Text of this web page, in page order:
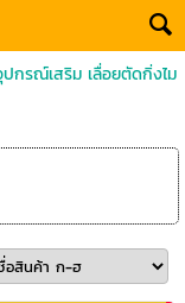
ปกรณ์เสริม เลื่อยตัดกิ่งไม